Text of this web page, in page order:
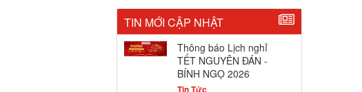
TIN MỚI CẬP NHẬT
Thông báo Lịch nghỉ
TẾT NGUYÊN ĐÁN -
BÍNH NGỌ 2026
Tin Tức